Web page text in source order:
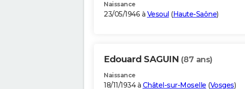
Naissance
23/05/1946 à Vesoul (Haute-Saône)
Edouard SAGUIN (87 ans)
Naissance
18/11/1934 à Châtel-sur-Moselle (Vosges)